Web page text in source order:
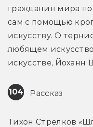
гражданин мира по
сам с помощью
искусству. О
любящем
искусстве, Йоханн
104 Рассказ
Тихон Стрелков